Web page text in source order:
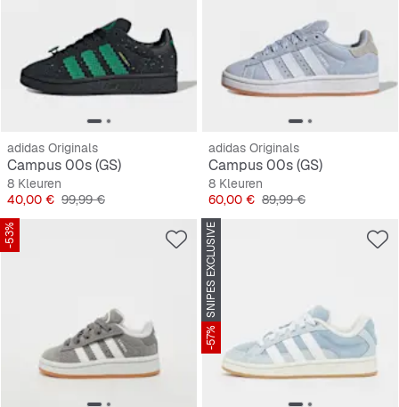
adidas Originals
Campus 00s (GS)
8 Kleuren
Prijs
40,00 € Originele Prijs
99,99 €
adidas Originals
Campus 00s (GS)
8 Kleuren
Prijs
60,00 € Originele Prijs
89,99 €
-53% SNIPES EXCLUSIVE
-57%